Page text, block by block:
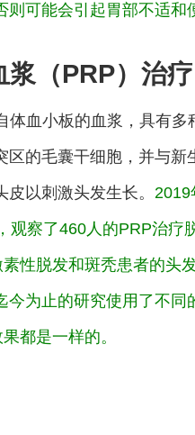
可能会引起胃部不适和
浆（PRP）治疗
体血小板的血浆，具有
区的毛囊干细胞，并与
以刺激头发生长。 2019
观察了460人的PRP治疗
性脱发和斑秃患者的头
今为止的研究使用了不
都是一样的。